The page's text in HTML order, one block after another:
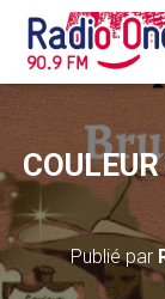
Publié par